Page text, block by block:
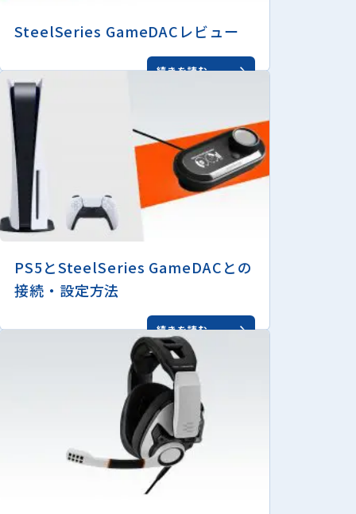
SteelSeries GameDACレビュー
続きを読む
PS5とSteelSeries GameDACとの
接続・設定方法
続きを読む